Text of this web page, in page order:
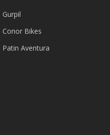
Gurpil
Conor Bikes
Patin Aventura